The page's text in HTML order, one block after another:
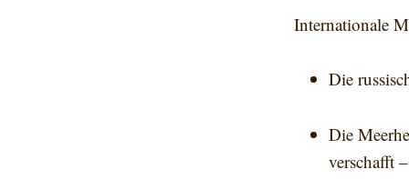
Internationale
Die
Die
verschafft